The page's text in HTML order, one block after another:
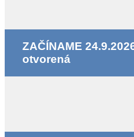
ZAČÍNAME
otvorená